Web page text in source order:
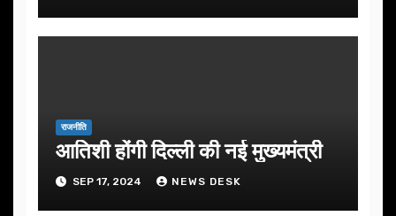
राजनीति
आतिशी होंगी दिल्ली की नई मुख्यमंत्री
SEP 17, 2024 NEWS DESK